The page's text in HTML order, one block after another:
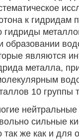
к гидридам
гидриды
образовании
являются
металла,
10 группы
сильные
так же как и для